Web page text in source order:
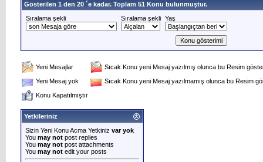
Gösterilen 1 den 20 ´e kadar. Toplam 51 Konu bulunmuştur.
Sıralama şekli
Sıralama şekli Yaş
Yeni Mesajlar
Sıcak Konu yeni Mesaj yazılmış olunca bu Resim
Yeni Mesaj yok
Sıcak Konu yeni Mesaj yazılmamış olunca bu Resim
Konu Kapatılmıştır
Yetkileriniz
Sizin Yeni Konu Acma Yetkiniz var yok
You may not post replies
You may not post attachments
You may not edit your posts